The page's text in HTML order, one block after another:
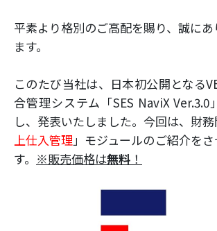
平素より格別のご高配を賜り、誠に
ます。
このたび当社は、日本初公開となる
合管理システム「SES NaviX Ver.3.0
し、発表いたしました。今回は、財
上仕入管理」モジュールのご紹介を
す。 ※販売価格は無料 ！